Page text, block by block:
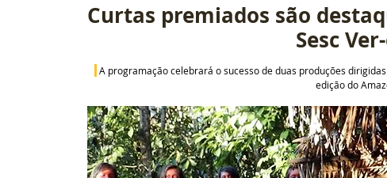
Curtas premiados são
Sesc
A programação celebrará o sucesso de duas produções
edição do